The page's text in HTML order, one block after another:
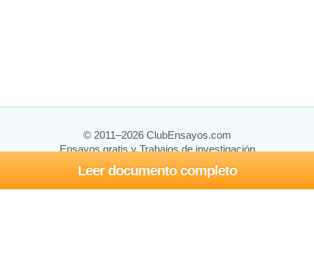
Leer documento completo
© 2011–2026 ClubEnsayos.com
Ensayos gratis y Trabajos de investigación